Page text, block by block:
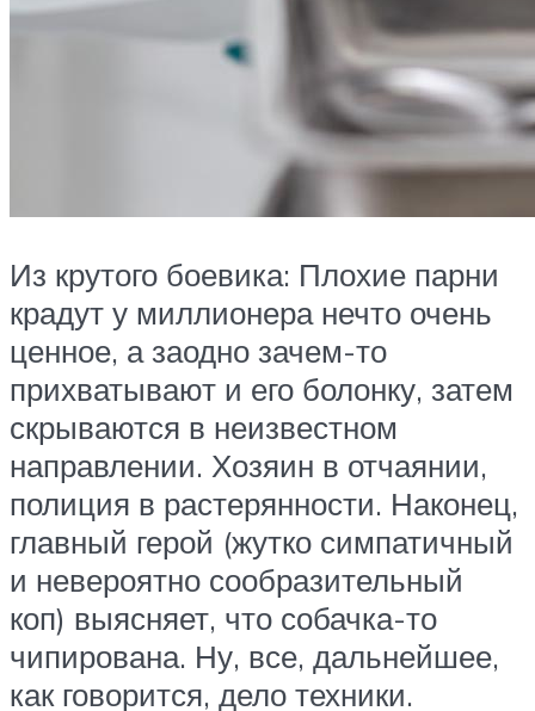
Из крутого боевика: Плохие парни
крадут у миллионера нечто очень
ценное, а заодно зачем-то
прихватывают и его болонку, затем
скрываются в неизвестном
направлении. Хозяин в отчаянии,
полиция в растерянности. Наконец,
главный герой (жутко симпатичный
и невероятно сообразительный
коп) выясняет, что собачка-то
чипирована. Ну, все, дальнейшее,
как говорится, дело техники.